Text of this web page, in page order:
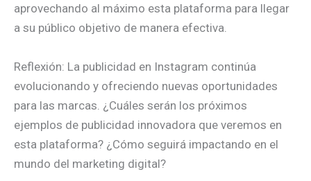
aprovechando al máximo esta plataforma para llegar
a su público objetivo de manera efectiva.
Reflexión: La publicidad en Instagram continúa
evolucionando y ofreciendo nuevas oportunidades
para las marcas. ¿Cuáles serán los próximos
ejemplos de publicidad innovadora que veremos en
esta plataforma? ¿Cómo seguirá impactando en el
mundo del marketing digital?